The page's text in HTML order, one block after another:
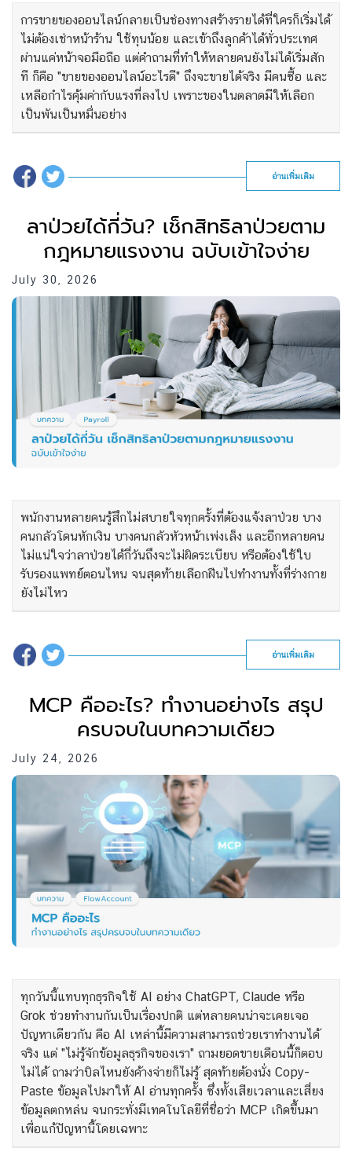
การขายของออนไลน์กลายเป็นช่องทางสร้างรายได้ที่ใครก็เริ่มได้
ไม่ต้องเช่าหน้าร้าน ใช้ทุนน้อย และเข้าถึงลูกค้าได้ทั่วประเทศ
ผ่านแค่หน้าจอมือถือ แต่คำถามที่ทำให้หลายคนยังไม่ได้เริ่มสัก
ที ก็คือ "ขายของออนไลน์อะไรดี" ถึงจะขายได้จริง มีคนซื้อ และ
เหลือกำไรคุ้มค่ากับแรงที่ลงไป เพราะของในตลาดมีให้เลือก
เป็นพันเป็นหมื่นอย่าง
อ่านเพิ่มเติม
ลาป่วยได้กี่วัน? เช็กสิทธิลาป่วยตาม
กฎหมายแรงงาน ฉบับเข้าใจง่าย
July 30, 2026
พนักงานหลายคนรู้สึกไม่สบายใจทุกครั้งที่ต้องแจ้งลาป่วย บาง
คนกลัวโดนหักเงิน บางคนกลัวหัวหน้าเพ่งเล็ง และอีกหลายคน
ไม่แน่ใจว่าลาป่วยได้กี่วันถึงจะไม่ผิดระเบียบ หรือต้องใช้ใบ
รับรองแพทย์ตอนไหน จนสุดท้ายเลือกฝืนไปทำงานทั้งที่ร่างกาย
ยังไม่ไหว
อ่านเพิ่มเติม
MCP คืออะไร? ทำงานอย่างไร สรุป
ครบจบในบทความเดียว
July 24, 2026
ทุกวันนี้แทบทุกธุรกิจใช้ AI อย่าง ChatGPT, Claude หรือ
Grok ช่วยทำงานกันเป็นเรื่องปกติ แต่หลายคนน่าจะเคยเจอ
ปัญหาเดียวกัน คือ AI เหล่านี้มีความสามารถช่วยเราทำงานได้
จริง แต่ "ไม่รู้จักข้อมูลธุรกิจของเรา" ถามยอดขายเดือนนี้ก็ตอบ
ไม่ได้ ถามว่าบิลไหนยังค้างจ่ายก็ไม่รู้ สุดท้ายต้องนั่ง Copy-
Paste ข้อมูลไปมาให้ AI อ่านทุกครั้ง ซึ่งทั้งเสียเวลาและเสี่ยง
ข้อมูลตกหล่น จนกระทั่งมีเทคโนโลยีที่ชื่อว่า MCP เกิดขึ้นมา
เพื่อแก้ปัญหานี้โดยเฉพาะ